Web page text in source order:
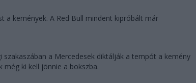
a kemények. A Red Bull mindent kipróbált már
szakaszában a Mercedesek diktálják a tempót a kemény
még ki kell jönnie a bokszba.